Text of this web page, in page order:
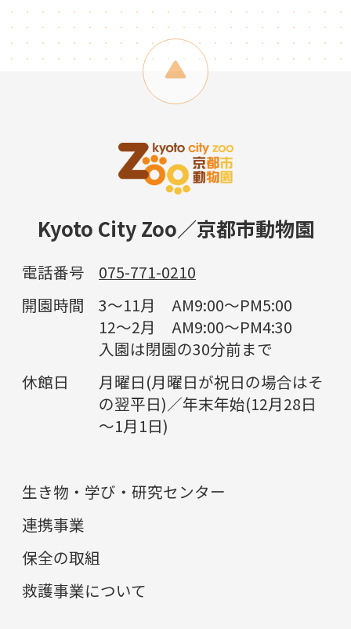
Kyoto City Zoo／京都市動物園
電話番号
075-771-0210
開園時間
3～11月 AM9:00～PM5:00
12～2月 AM9:00～PM4:30
入園は閉園の30分前まで
休館日
月曜日(月曜日が祝日の場合はそ
の翌平日)／年末年始(12月28日
～1月1日)
生き物・学び・研究センター
連携事業
保全の取組
救護事業について